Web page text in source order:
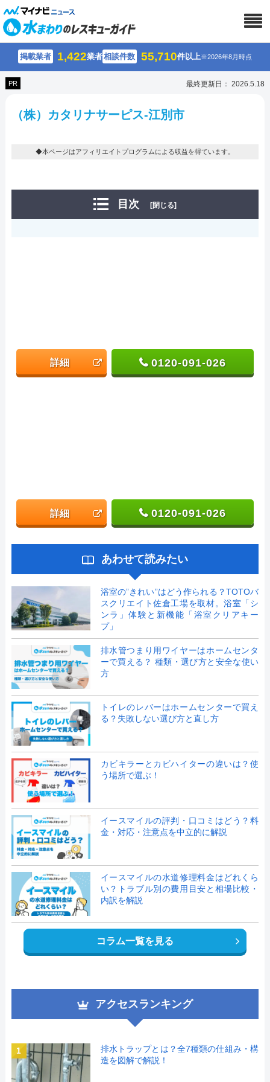
掲載業者 1,422業者相談件数 55,710件以上※2026年8月時点
PR 最終更新日： 2026.5.18
（株）カタリナサーピス-江別市
◆本ページはアフィリエイトプログラムによる収益を得ています。
目次 [閉じる]
詳細 0120-091-026
詳細 0120-091-026
あわせて読みたい
浴室の”きれい”はどう作られる？TOTOバ
スクリエイト佐倉工場を取材。浴室「シ
ンラ」体験と新機能「浴室クリアキー
プ」
排水管つまり用ワイヤーはホームセンタ
ーで買える？ 種類・選び方と安全な使い
方
トイレのレバーはホームセンターで買え
る？失敗しない選び方と直し方
カビキラーとカビハイターの違いは？使
う場所で選ぶ！
イースマイルの評判・口コミはどう？料
金・対応・注意点を中立的に解説
イースマイルの水道修理料金はどれくら
い？トラブル別の費用目安と相場比較・
内訳を解説
コラム一覧を見る
アクセスランキング
1
排水トラップとは？全7種類の仕組み・構
造を図解で解説！